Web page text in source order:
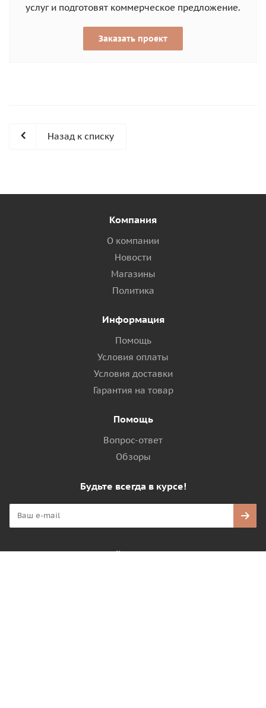
услуг и подготовят коммерческое предложение.
Заказать проект
Назад к списку
Компания
О компании
Новости
Магазины
Политика
Информация
Помощь
Условия оплаты
Условия доставки
Гарантия на товар
Помощь
Вопрос-ответ
Обзоры
Будьте всегда в курсе!
Оставайтесь на связи